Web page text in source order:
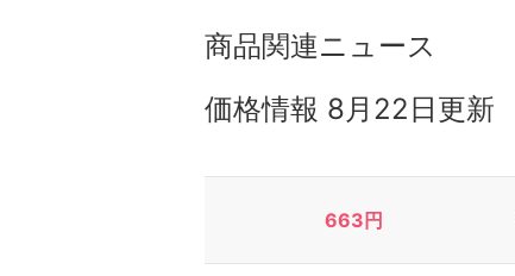
商品関連ニュース
価格情報 8月22日更新
663円